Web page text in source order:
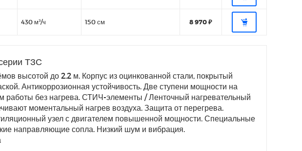
430 м³/ч 150 см 8 970 ₽
ТЗС
высотой до 2.2 м. Корпус из оцинкованной стали, покрытый
Антикоррозионная устойчивость. Две ступени мощности на
работы без нагрева. СТИЧ-элементы / Ленточный нагревательный
моментальный нагрев воздуха. Защита от перегрева.
узел с двигателем повышенной мощности. Специальные
направляющие сопла. Низкий шум и вибрация.